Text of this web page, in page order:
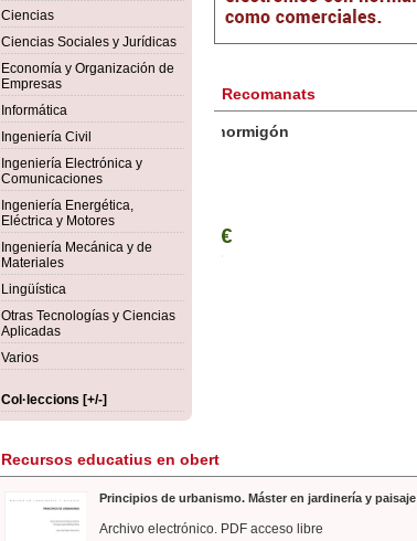
Ciencias
Ciencias Sociales y Jurídicas
Economía y Organización de
Empresas
Informática
Ingeniería Civil
Ingeniería Electrónica y
Comunicaciones
Ingeniería Energética,
Eléctrica y Motores
Ingeniería Mecánica y de
Materiales
Lingüística
Otras Tecnologías y Ciencias
Aplicadas
Varios
Col·leccions [+/-]
Recomanats
Botánica Agroalimentaria
Recursos educatius en obert
Principios de urbanismo. Máster en jardinería y paisaje
Archivo electrónico. PDF acceso libre